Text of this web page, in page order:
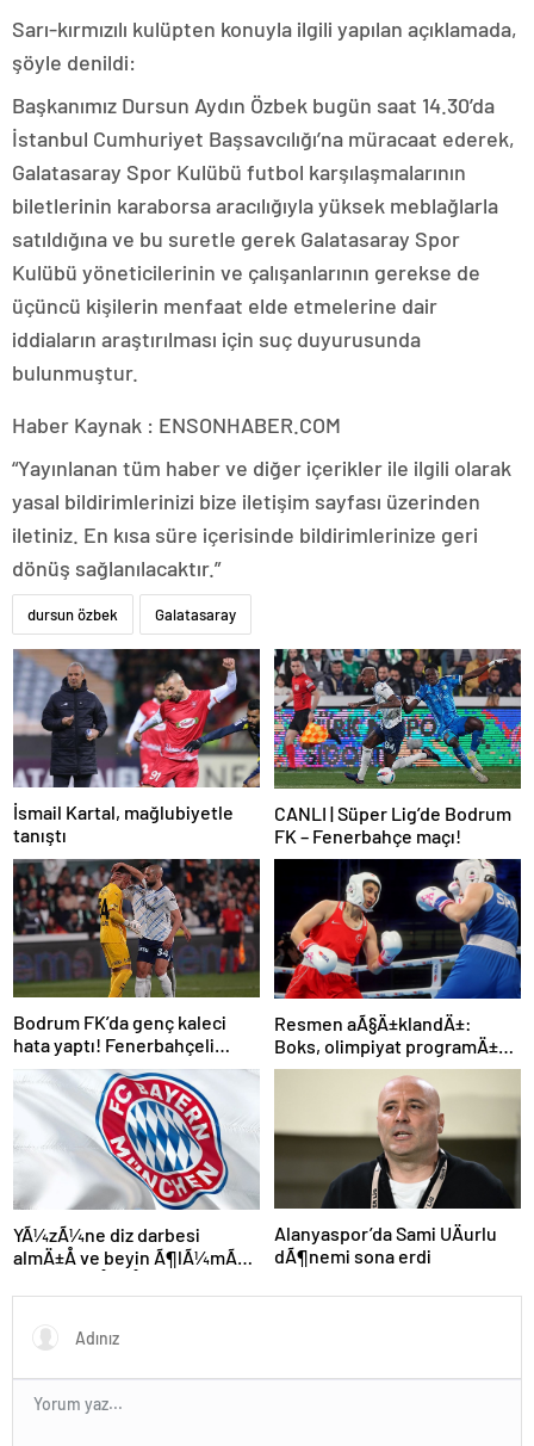
Sarı-kırmızılı kulüpten konuyla ilgili yapılan açıklamada,
şöyle denildi:
Başkanımız Dursun Aydın Özbek bugün saat 14.30’da
İstanbul Cumhuriyet Başsavcılığı’na müracaat ederek,
Galatasaray Spor Kulübü futbol karşılaşmalarının
biletlerinin karaborsa aracılığıyla yüksek meblağlarla
satıldığına ve bu suretle gerek Galatasaray Spor
Kulübü yöneticilerinin ve çalışanlarının gerekse de
üçüncü kişilerin menfaat elde etmelerine dair
iddiaların araştırılması için suç duyurusunda
bulunmuştur.
Haber Kaynak : ENSONHABER.COM
“Yayınlanan tüm haber ve diğer içerikler ile ilgili olarak
yasal bildirimlerinizi bize iletişim sayfası üzerinden
iletiniz. En kısa süre içerisinde bildirimlerinize geri
dönüş sağlanılacaktır.”
dursun özbek Galatasaray
İsmail Kartal, mağlubiyetle
tanıştı
CANLI | Süper Lig’de Bodrum
FK – Fenerbahçe maçı!
Bodrum FK’da genç kaleci
hata yaptı! Fenerbahçeli
futbolcular teselli etti
Resmen aÃ§Ä±klandÄ±:
Boks, olimpiyat programÄ±na
dahil edildi
YÃ¼zÃ¼ne diz darbesi
almÄ±Å ve beyin Ã¶lÃ¼mÃ¼
MÃ¼nih DÃ¼nya
KarmasÄ±’nÄ±n genÃ§
futbolcusu hayatÄ±nÄ±
Alanyaspor’da Sami UÄurlu
dÃ¶nemi sona erdi